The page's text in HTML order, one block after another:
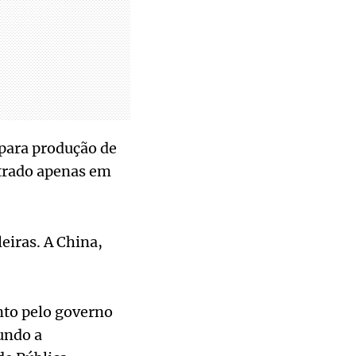
produção de
apenas em
A China,
pelo governo
a